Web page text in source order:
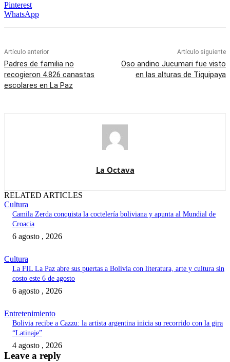
Pinterest
WhatsApp
Artículo anterior
Padres de familia no
recogieron 4.826 canastas
escolares en La Paz
Artículo siguiente
Oso andino Jucumari fue visto
en las alturas de Tiquipaya
La Octava
RELATED ARTICLES
Cultura
Camila Zerda conquista la coctelería boliviana y apunta al Mundial de
Croacia
6 agosto , 2026
Cultura
La FIL La Paz abre sus puertas a Bolivia con literatura, arte y cultura sin
costo este 6 de agosto
6 agosto , 2026
Entretenimiento
Bolivia recibe a Cazzu: la artista argentina inicia su recorrido con la gira
“Latinaje”
4 agosto , 2026
Leave a reply